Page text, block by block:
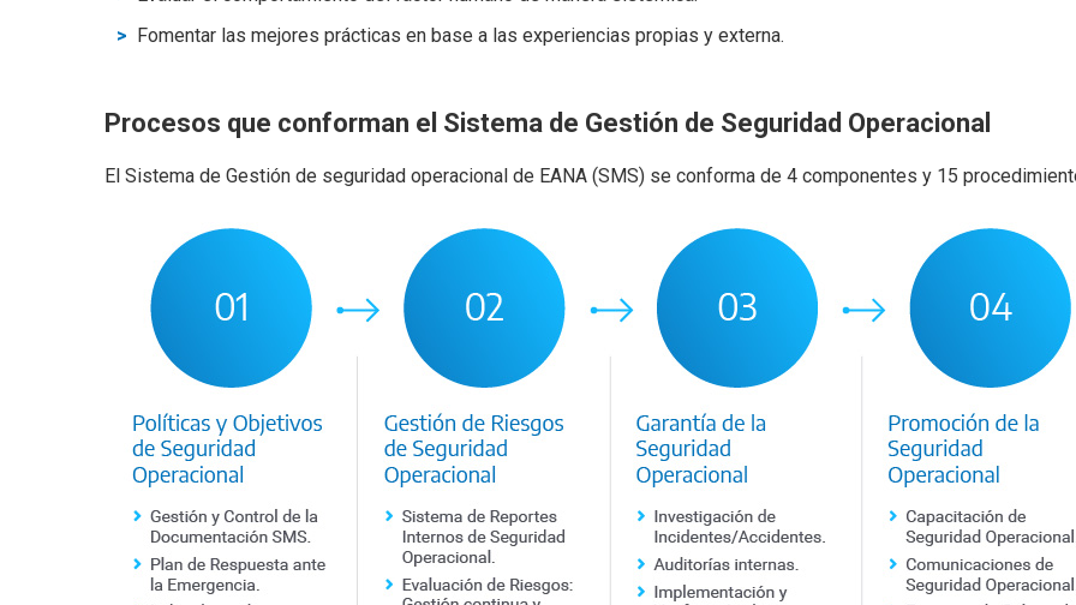
Fomentar las mejores prácticas en base a las experiencias propias y externa.
Procesos que conforman el Sistema de Gestión de Seguridad Operacional
El Sistema de Gestión de seguridad operacional de EANA (SMS) se conforma de 4 componentes y 15